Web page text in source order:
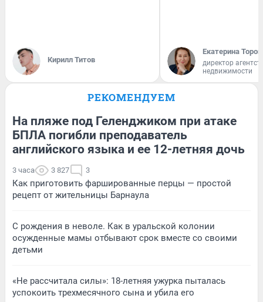
Кирилл Титов
Екатерина
директор
недвижимости
РЕКОМЕНДУЕМ
На пляже под Геленджиком при атаке
БПЛА погибли преподаватель
английского языка и ее 12-летняя дочь
3 часа 3 827 3
Как приготовить фаршированные перцы — простой
рецепт от жительницы Барнаула
С рождения в неволе. Как в уральской колонии
осужденные мамы отбывают срок вместе со своими
детьми
«Не рассчитала силы»: 18-летняя ужурка пыталась
успокоить трехмесячного сына и убила его